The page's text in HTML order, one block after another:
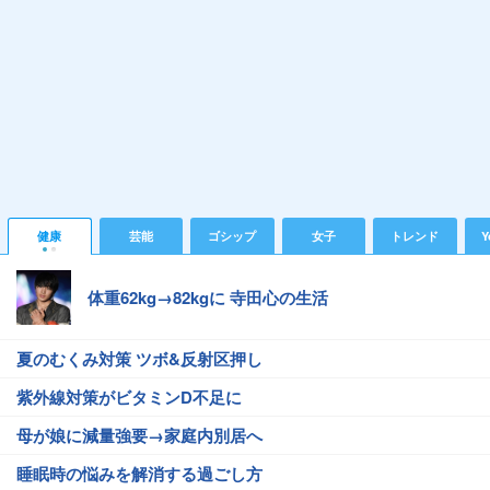
健康 芸能 ゴシップ 女子 トレンド
体重62kg→82kgに 寺田心の生活
夏のむくみ対策 ツボ&反射区押し
紫外線対策がビタミンD不足に
母が娘に減量強要→家庭内別居へ
睡眠時の悩みを解消する過ごし方